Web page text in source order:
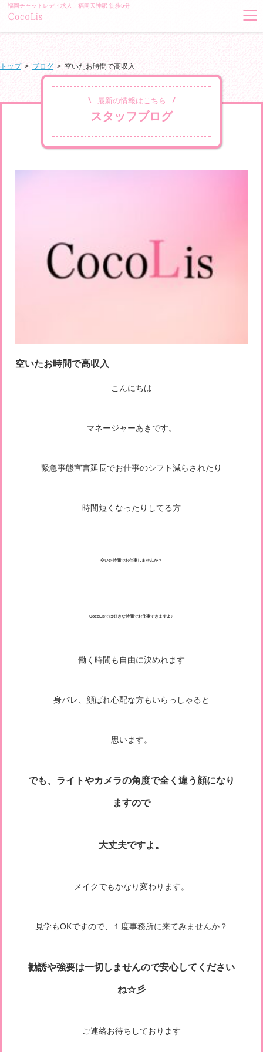
福岡チャットレディ求人 福岡天神駅 徒歩5分
トップ> ブログ > 空いたお時間で高収入
最新の情報はこちら
スタッフブログ
空いたお時間で高収入
こんにちは
マネージャーあきです。
緊急事態宣言延長でお仕事のシフト減らされたり
時間短くなったりしてる方
空いた時間でお仕事しませんか？
CocoLisでは好きな時間でお仕事できますよ♪
働く時間も自由に決めれます
身バレ、顔ばれ心配な方もいらっしゃると
思います。
でも、ライトやカメラの角度で全く違う顔になり
ますので
大丈夫ですよ。
メイクでもかなり変わります。
見学もOKですので、１度事務所に来てみませんか？
勧誘や強要は一切しませんので安心してください
ね☆彡
ご連絡お待ちしております